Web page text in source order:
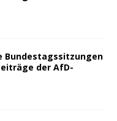
Bundestagssitzungen
der AfD-